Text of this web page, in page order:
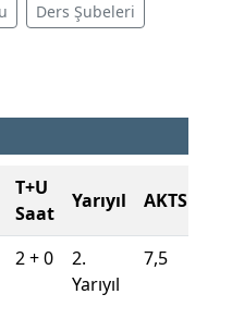
Ders Şubeleri
T+U
Saat
Yarıyıl AKTS
2 + 0
2.
Yarıyıl
7,5